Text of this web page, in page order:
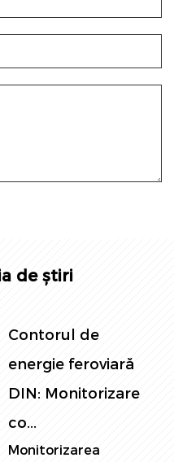
de știri
Contorul de
energie feroviară
DIN: Monitorizare
co...
Monitorizarea